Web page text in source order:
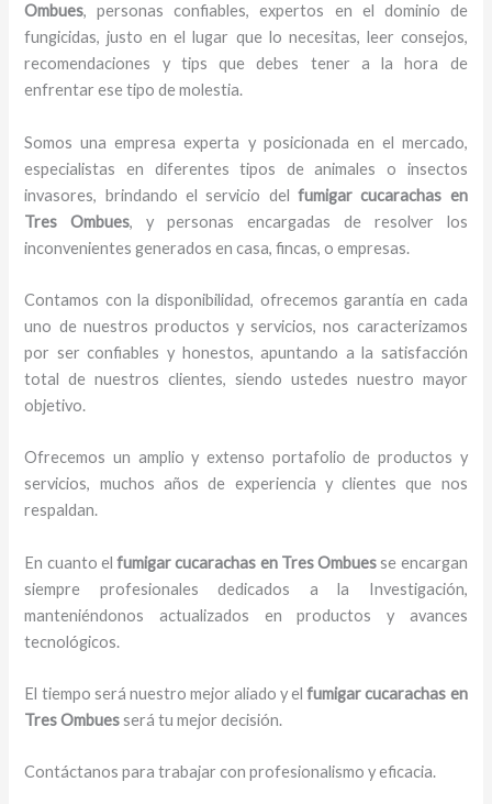
Ombues, personas confiables, expertos en el dominio de
fungicidas, justo en el lugar que lo necesitas, leer consejos,
recomendaciones y tips que debes tener a la hora de
enfrentar ese tipo de molestia.
Somos una empresa experta y posicionada en el mercado,
especialistas en diferentes tipos de animales o insectos
invasores, brindando el servicio del fumigar cucarachas en
Tres Ombues, y personas encargadas de resolver los
inconvenientes generados en casa, fincas, o empresas.
Contamos con la disponibilidad, ofrecemos garantía en cada
uno de nuestros productos y servicios, nos caracterizamos
por ser confiables y honestos, apuntando a la satisfacción
total de nuestros clientes, siendo ustedes nuestro mayor
objetivo.
Ofrecemos un amplio y extenso portafolio de productos y
servicios, muchos años de experiencia y clientes que nos
respaldan.
En cuanto el fumigar cucarachas en Tres Ombuesse encargan
siempre profesionales dedicados a la Investigación,
manteniéndonos actualizados en productos y avances
tecnológicos.
El tiempo será nuestro mejor aliado y elfumigar cucarachas en
Tres Ombuesserá tu mejor decisión.
Contáctanos para trabajar con profesionalismo y eficacia.